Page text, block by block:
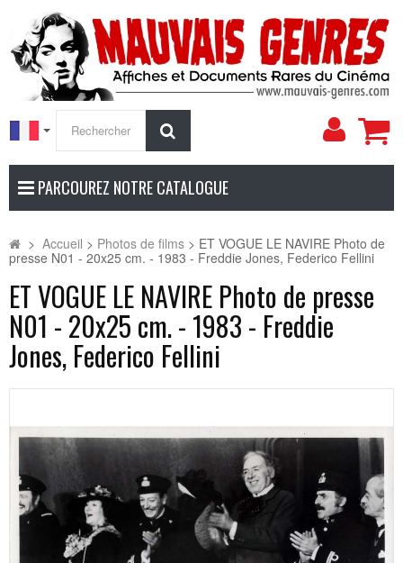
Mon
PARCOUREZ NOTRE CATALOGUE
> Accueil > Photos de films > ET VOGUE LE NAVIRE Photo de
presse N01 - 20x25 cm. - 1983 - Freddie Jones, Federico Fellini
ET VOGUE LE NAVIRE Photo de presse
N01 - 20x25 cm. - 1983 - Freddie
Jones, Federico Fellini